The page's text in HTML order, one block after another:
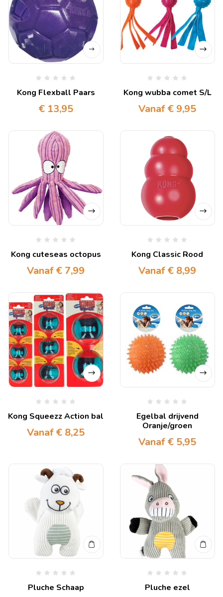
Kong Flexball Paars
€ 13,95
Kong wubba comet S/L
Vanaf€ 9,95
Kong cuteseas octopus
Vanaf€ 7,99
Kong Classic Rood
Vanaf€ 8,99
Kong Squeezz Action bal
Vanaf€ 8,25
Egelbal drijvend
Oranje/groen
Vanaf€ 5,95
Pluche Schaap Pluche ezel